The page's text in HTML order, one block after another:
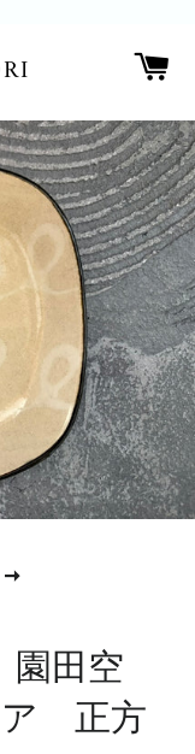
園田空
正方